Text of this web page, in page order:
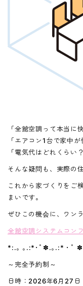
「全館空調って本当に
「エアコン1台で家中が
「電気代はどれくらい？
そんな疑問も、実際の
これから家づくりをご
まいです。
ぜひこの機会に、ワン
全館空調システムコン
*:.｡ ｡.:*･ﾟ✽.｡.:*・ﾟ
～完全予約制～
日時：2026年6月27日